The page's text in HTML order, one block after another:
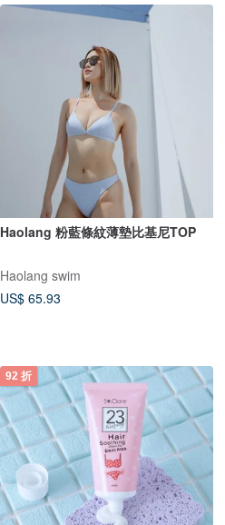
Haolang 粉藍條紋薄墊比基尼TOP
Haolang swim
US$ 65.93
92 折